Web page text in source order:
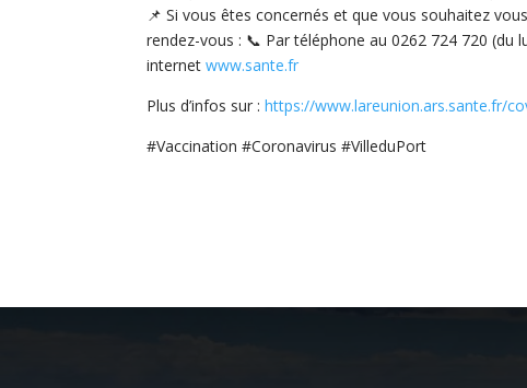
📌 Si vous êtes concernés et que vous souhaitez
rendez-vous : 📞 Par téléphone au 0262 724 720 (du
internet www.sante.fr
Plus d’infos sur :https://www.lareunion.ars.sante.fr/
#Vaccination #Coronavirus #VilleduPort